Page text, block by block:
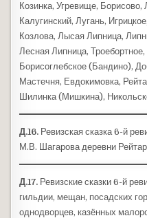
Козинка, Угревище,
Калугинский, Лугань,
Козлова, Лысая Липница,
Лесная Липница,
Борисоглебское (Бандино),
Мастечня, Евдокимовка,
Шилинка (Мишкина),
Д.16. Ревизская сказка 6-й
М.В. Шагарова деревни
Д.17. Ревизские сказки 6-й
гильдии, мещан, посадских
однодворцев, казённых